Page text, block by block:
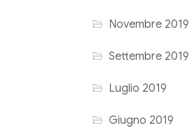
Novembre 2019
Settembre 2019
Luglio 2019
Giugno 2019